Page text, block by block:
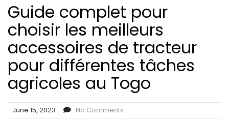
Guide complet pour
choisir les meilleurs
accessoires de tracteur
pour différentes tâches
agricoles au Togo
June 15, 2023
No Comments